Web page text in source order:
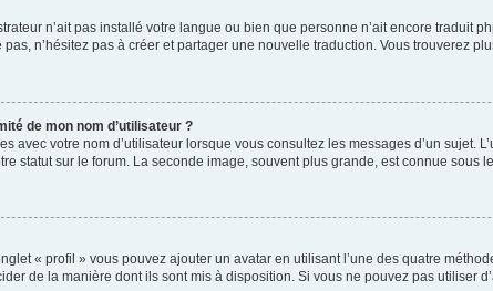
n’ait pas installé votre langue ou bien que personne n’ait encore traduit
n’hésitez pas à créer et partager une nouvelle traduction. Vous trouverez
de mon nom d’utilisateur ?
avec votre nom d’utilisateur lorsque vous consultez les messages d’un sujet.
statut sur le forum. La seconde image, souvent plus grande, est connue sous
« profil » vous pouvez ajouter un avatar en utilisant l’une des quatre
de la manière dont ils sont mis à disposition. Si vous ne pouvez pas utiliser